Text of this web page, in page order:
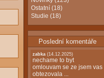
Ostatní (18)
Studie (18)
Poslední komentáře
zabka (14.12.2025)
nechame to byt
omlouvam se ze jsem vas
obtezovala ...